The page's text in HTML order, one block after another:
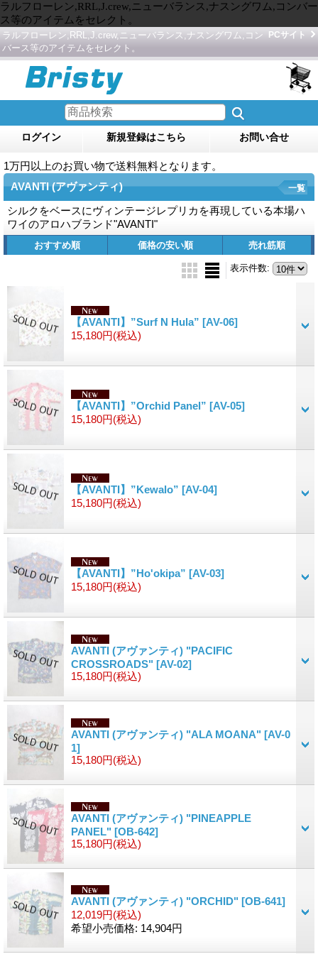
ラルフローレン,RRL,J.crew,ニューバランス,ナスングワム,コンバー
ス等のアイテムをセレクト。
ラルフローレン,RRL,J.crew,ニューバランス,ナスングワム,コン
バース等のアイテムをセレクト。
PCサイト
ログイン 新規登録はこちら お問い合せ
1万円以上のお買い物で送料無料となります。
AVANTI (アヴァンティ)
シルクをベースにヴィンテージレプリカを再現している本場ハ
ワイのアロハブランド"AVANTI"
一覧
おすすめ順 価格の安い順 売れ筋順
表示件数:
【AVANTI】”Surf N Hula” [AV-06]
15,180円(税込)
【AVANTI】”Orchid Panel” [AV-05]
15,180円(税込)
【AVANTI】”Kewalo” [AV-04]
15,180円(税込)
【AVANTI】”Ho'okipa” [AV-03]
15,180円(税込)
AVANTI (アヴァンティ) "PACIFIC
CROSSROADS" [AV-02]
15,180円(税込)
AVANTI (アヴァンティ) "ALA MOANA" [AV-0
1]
15,180円(税込)
AVANTI (アヴァンティ) "PINEAPPLE
PANEL" [OB-642]
15,180円(税込)
AVANTI (アヴァンティ) "ORCHID" [OB-641]
12,019円(税込)
希望小売価格: 14,904円